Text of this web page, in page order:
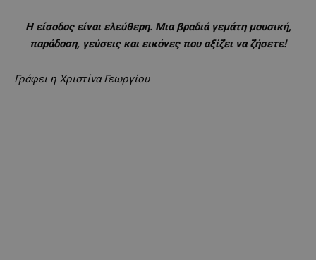
Η είσοδος είναι ελεύθερη. Μια βραδιά γεμάτη μουσική,
παράδοση, γεύσεις και εικόνες που αξίζει να ζήσετε!
Γράφει η Χριστίνα Γεωργίου